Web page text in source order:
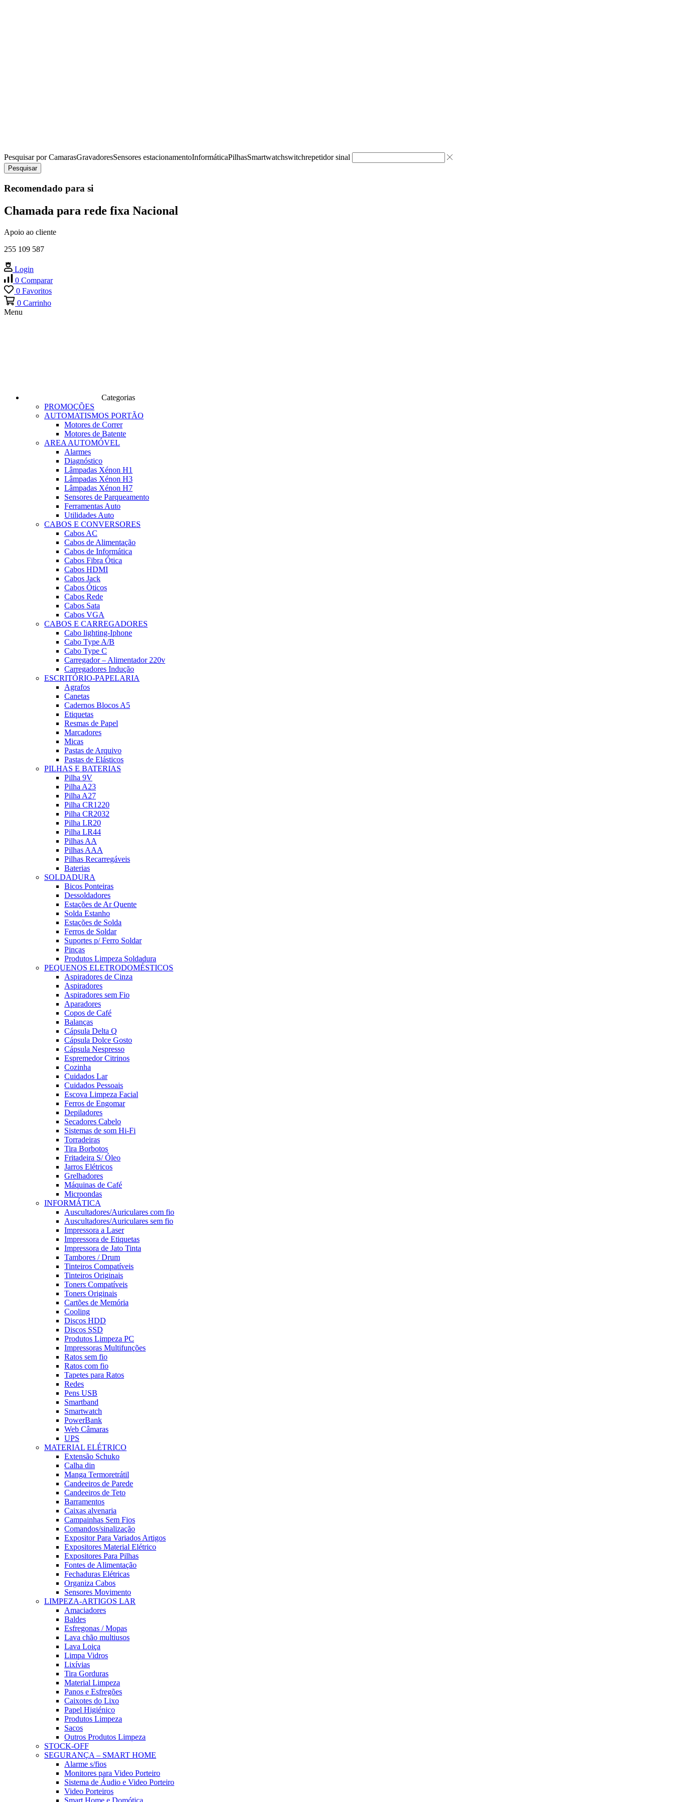
Pesquisar porCamarasGravadoresSensores estacionamentoInformáticaPilhasSmartwatchswitchrepetidor sinal
Pesquisar
Recomendado para si
Chamada para rede fixa Nacional
Apoio ao cliente
255 109 587
Login
0 Comparar
0 Favoritos
0 Carrinho
Menu
Categorias
PROMOÇÕES
AUTOMATISMOS PORTÃO
Motores de Correr
Motores de Batente
AREA AUTOMÓVEL
Alarmes
Diagnóstico
Lâmpadas Xénon H1
Lâmpadas Xénon H3
Lâmpadas Xénon H7
Sensores de Parqueamento
Ferramentas Auto
Utilidades Auto
CABOS E CONVERSORES
Cabos AC
Cabos de Alimentação
Cabos de Informática
Cabos Fibra Ótica
Cabos HDMI
Cabos Jack
Cabos Óticos
Cabos Rede
Cabos Sata
Cabos VGA
CABOS E CARREGADORES
Cabo lighting-Iphone
Cabo Type A/B
Cabo Type C
Carregador – Alimentador 220v
Carregadores Indução
ESCRITÓRIO-PAPELARIA
Agrafos
Canetas
Cadernos Blocos A5
Etiquetas
Resmas de Papel
Marcadores
Micas
Pastas de Arquivo
Pastas de Elásticos
PILHAS E BATERIAS
Pilha 9V
Pilha A23
Pilha A27
Pilha CR1220
Pilha CR2032
Pilha LR20
Pilha LR44
Pilhas AA
Pilhas AAA
Pilhas Recarregáveis
Baterias
SOLDADURA
Bicos Ponteiras
Dessoldadores
Estações de Ar Quente
Solda Estanho
Estações de Solda
Ferros de Soldar
Suportes p/ Ferro Soldar
Pinças
Produtos Limpeza Soldadura
PEQUENOS ELETRODOMÉSTICOS
Aspiradores de Cinza
Aspiradores
Aspiradores sem Fio
Aparadores
Copos de Café
Balanças
Cápsula Delta Q
Cápsula Dolce Gosto
Cápsula Nespresso
Espremedor Citrinos
Cozinha
Cuidados Lar
Cuidados Pessoais
Escova Limpeza Facial
Ferros de Engomar
Depiladores
Secadores Cabelo
Sistemas de som Hi-Fi
Torradeiras
Tira Borbotos
Fritadeira S/ Óleo
Jarros Elétricos
Grelhadores
Máquinas de Café
Microondas
INFORMÁTICA
Auscultadores/Auriculares com fio
Auscultadores/Auriculares sem fio
Impressora a Laser
Impressora de Etiquetas
Impressora de Jato Tinta
Tambores / Drum
Tinteiros Compatíveis
Tinteiros Originais
Toners Compatíveis
Toners Originais
Cartões de Memória
Cooling
Discos HDD
Discos SSD
Produtos Limpeza PC
Impressoras Multifunções
Ratos sem fio
Ratos com fio
Tapetes para Ratos
Redes
Pens USB
Smartband
Smartwatch
PowerBank
Web Câmaras
UPS
MATERIAL ELÉTRICO
Extensão Schuko
Calha din
Manga Termoretrátil
Candeeiros de Parede
Candeeiros de Teto
Barramentos
Caixas alvenaria
Campainhas Sem Fios
Comandos/sinalização
Expositor Para Variados Artigos
Expositores Material Elétrico
Expositores Para Pilhas
Fontes de Alimentação
Fechaduras Elétricas
Organiza Cabos
Sensores Movimento
LIMPEZA-ARTIGOS LAR
Amaciadores
Baldes
Esfregonas / Mopas
Lava chão multiusos
Lava Loiça
Limpa Vidros
Lixívias
Tira Gorduras
Material Limpeza
Panos e Esfregões
Caixotes do Lixo
Papel Higiénico
Produtos Limpeza
Sacos
Outros Produtos Limpeza
STOCK-OFF
SEGURANÇA – SMART HOME
Alarme s/fios
Monitores para Video Porteiro
Sistema de Áudio e Video Porteiro
Video Porteiros
Smart Home e Domótica